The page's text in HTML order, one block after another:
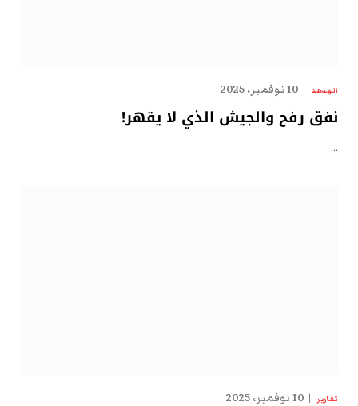
الهدهد 10 نوفمبر، 2025
نفق رفح والجيش الذي لا يقهر!
…
تقارير 10 نوفمبر، 2025